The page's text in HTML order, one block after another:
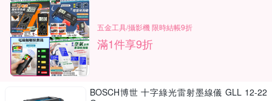
五金工具/攝影機 限時結帳9折
滿1件享9折
BOSCH博世 十字綠光雷射墨線儀 GLL 12-22